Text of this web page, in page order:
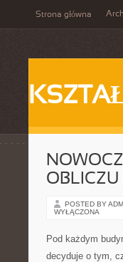
Strona główna
OBLICZU
POSTED BY
WYŁĄCZONA
Pod każdym
decyduje o tym,